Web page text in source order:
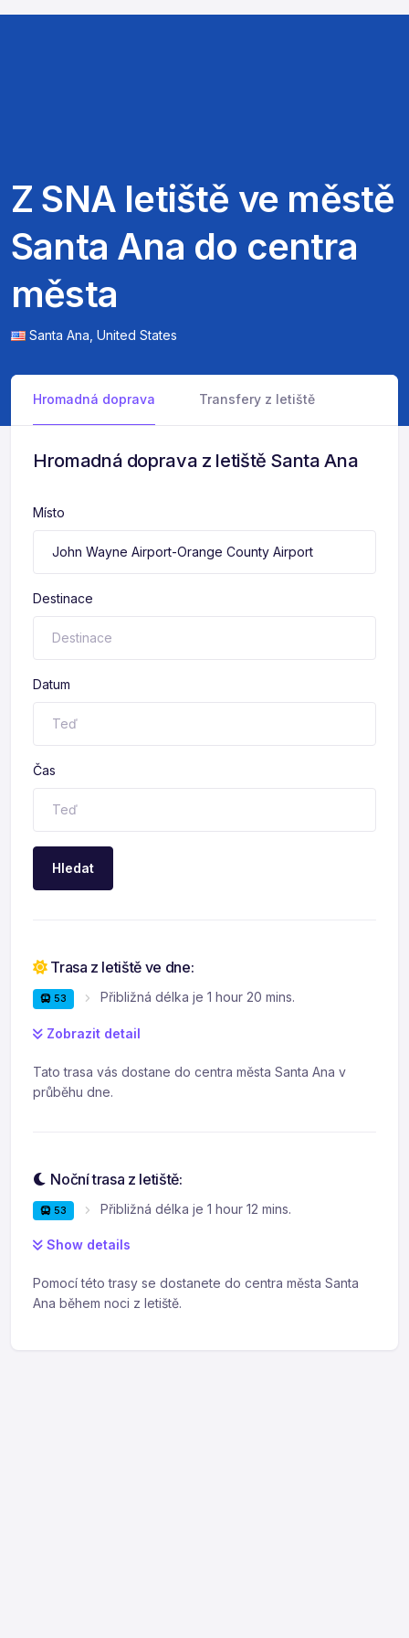
Z SNA letiště ve městě
Santa Ana do centra
města
Santa Ana, United States
Hromadná doprava Transfery z letiště
Hromadná doprava z letiště Santa Ana
Místo
Destinace
Datum
Čas
Hledat
Trasa z letiště ve dne:
53 Přibližná délka je 1 hour 20 mins.
Zobrazit detail
Tato trasa vás dostane do centra města Santa Ana v
průběhu dne.
Noční trasa z letiště:
53 Přibližná délka je 1 hour 12 mins.
Show details
Pomocí této trasy se dostanete do centra města Santa
Ana během noci z letiště.